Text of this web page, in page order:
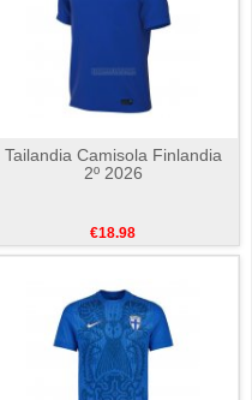
Tailandia Camisola Finlandia
2º 2026
€18.98